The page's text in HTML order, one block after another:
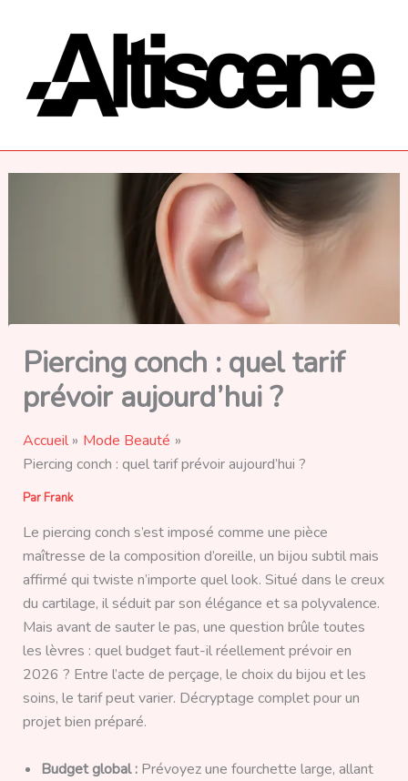
Piercing conch : quel tarif
prévoir aujourd’hui ?
Accueil
Mode Beauté
Piercing conch : quel tarif prévoir aujourd’hui ?
Par Frank
Le piercing conch s’est imposé comme une pièce
maîtresse de la composition d’oreille, un bijou subtil mais
affirmé qui twiste n’importe quel look. Situé dans le creux
du cartilage, il séduit par son élégance et sa polyvalence.
Mais avant de sauter le pas, une question brûle toutes
les lèvres : quel budget faut-il réellement prévoir en
2026 ? Entre l’acte de perçage, le choix du bijou et les
soins, le tarif peut varier. Décryptage complet pour un
projet bien préparé.
Budget global :Prévoyez une fourchette large, allant